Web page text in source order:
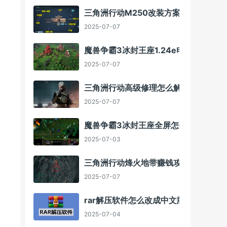
三角洲行动M250改装方案
2025-07-07
魔兽争霸3冰封王座1.24e电脑版下载方
2025-07-07
三角洲行动高级修理怎么解锁
2025-07-07
魔兽争霸3冰封王座全屏怎么调
2025-07-03
三角洲行动烽火地带赚钱攻略
2025-07-07
rar解压软件怎么改成中文版
2025-07-04